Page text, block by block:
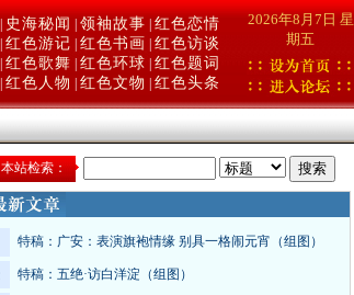
史海秘闻 领袖故事 红色恋情
红色游记 红色书画
红色访谈
红色歌舞 红色环球 红色题词
红色人物 红色文物 红色头条
2026年8月7日 星
期五
本站检索：
特稿：广安：表演旗袍情缘 别具一格闹元宵（组图）
特稿：五绝·访白洋淀（组图）